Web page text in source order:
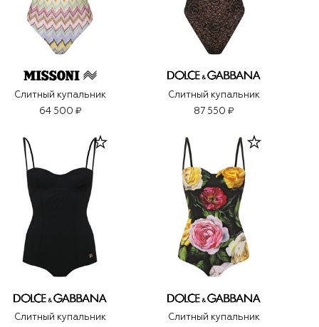
Слитный купальник
64 500 ₽
Слитный купальник
87 550 ₽
Слитный купальник
Слитный купальник